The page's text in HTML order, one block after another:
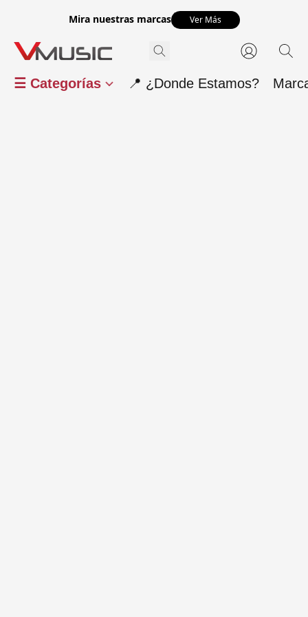
Mira nuestras marcas Ver Más
☰ Categorías 📍 ¿Donde Estamos?